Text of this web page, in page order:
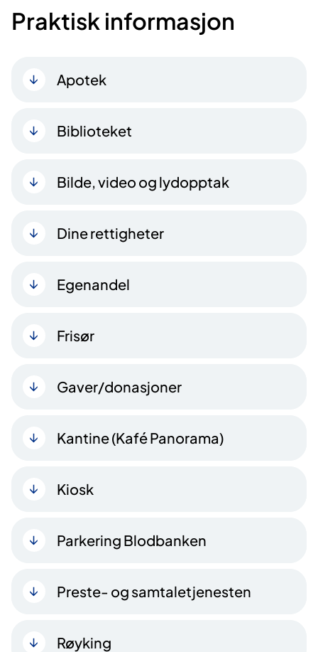
Praktisk informasjon
Apotek
Biblioteket
Bilde, video og lydopptak
Dine rettigheter
Egenandel
Frisør
Gaver/donasjoner
Kantine (Kafé Panorama)
Kiosk
Parkering Blodbanken
Preste- og samtaletjenesten
Røyking